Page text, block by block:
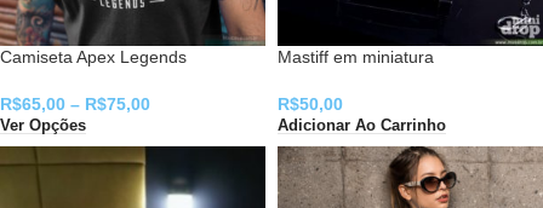
Camiseta Apex Legends
R$65,00 – R$75,00
Ver Opções
Mastiff em miniatura
R$50,00
Adicionar Ao Carrinho